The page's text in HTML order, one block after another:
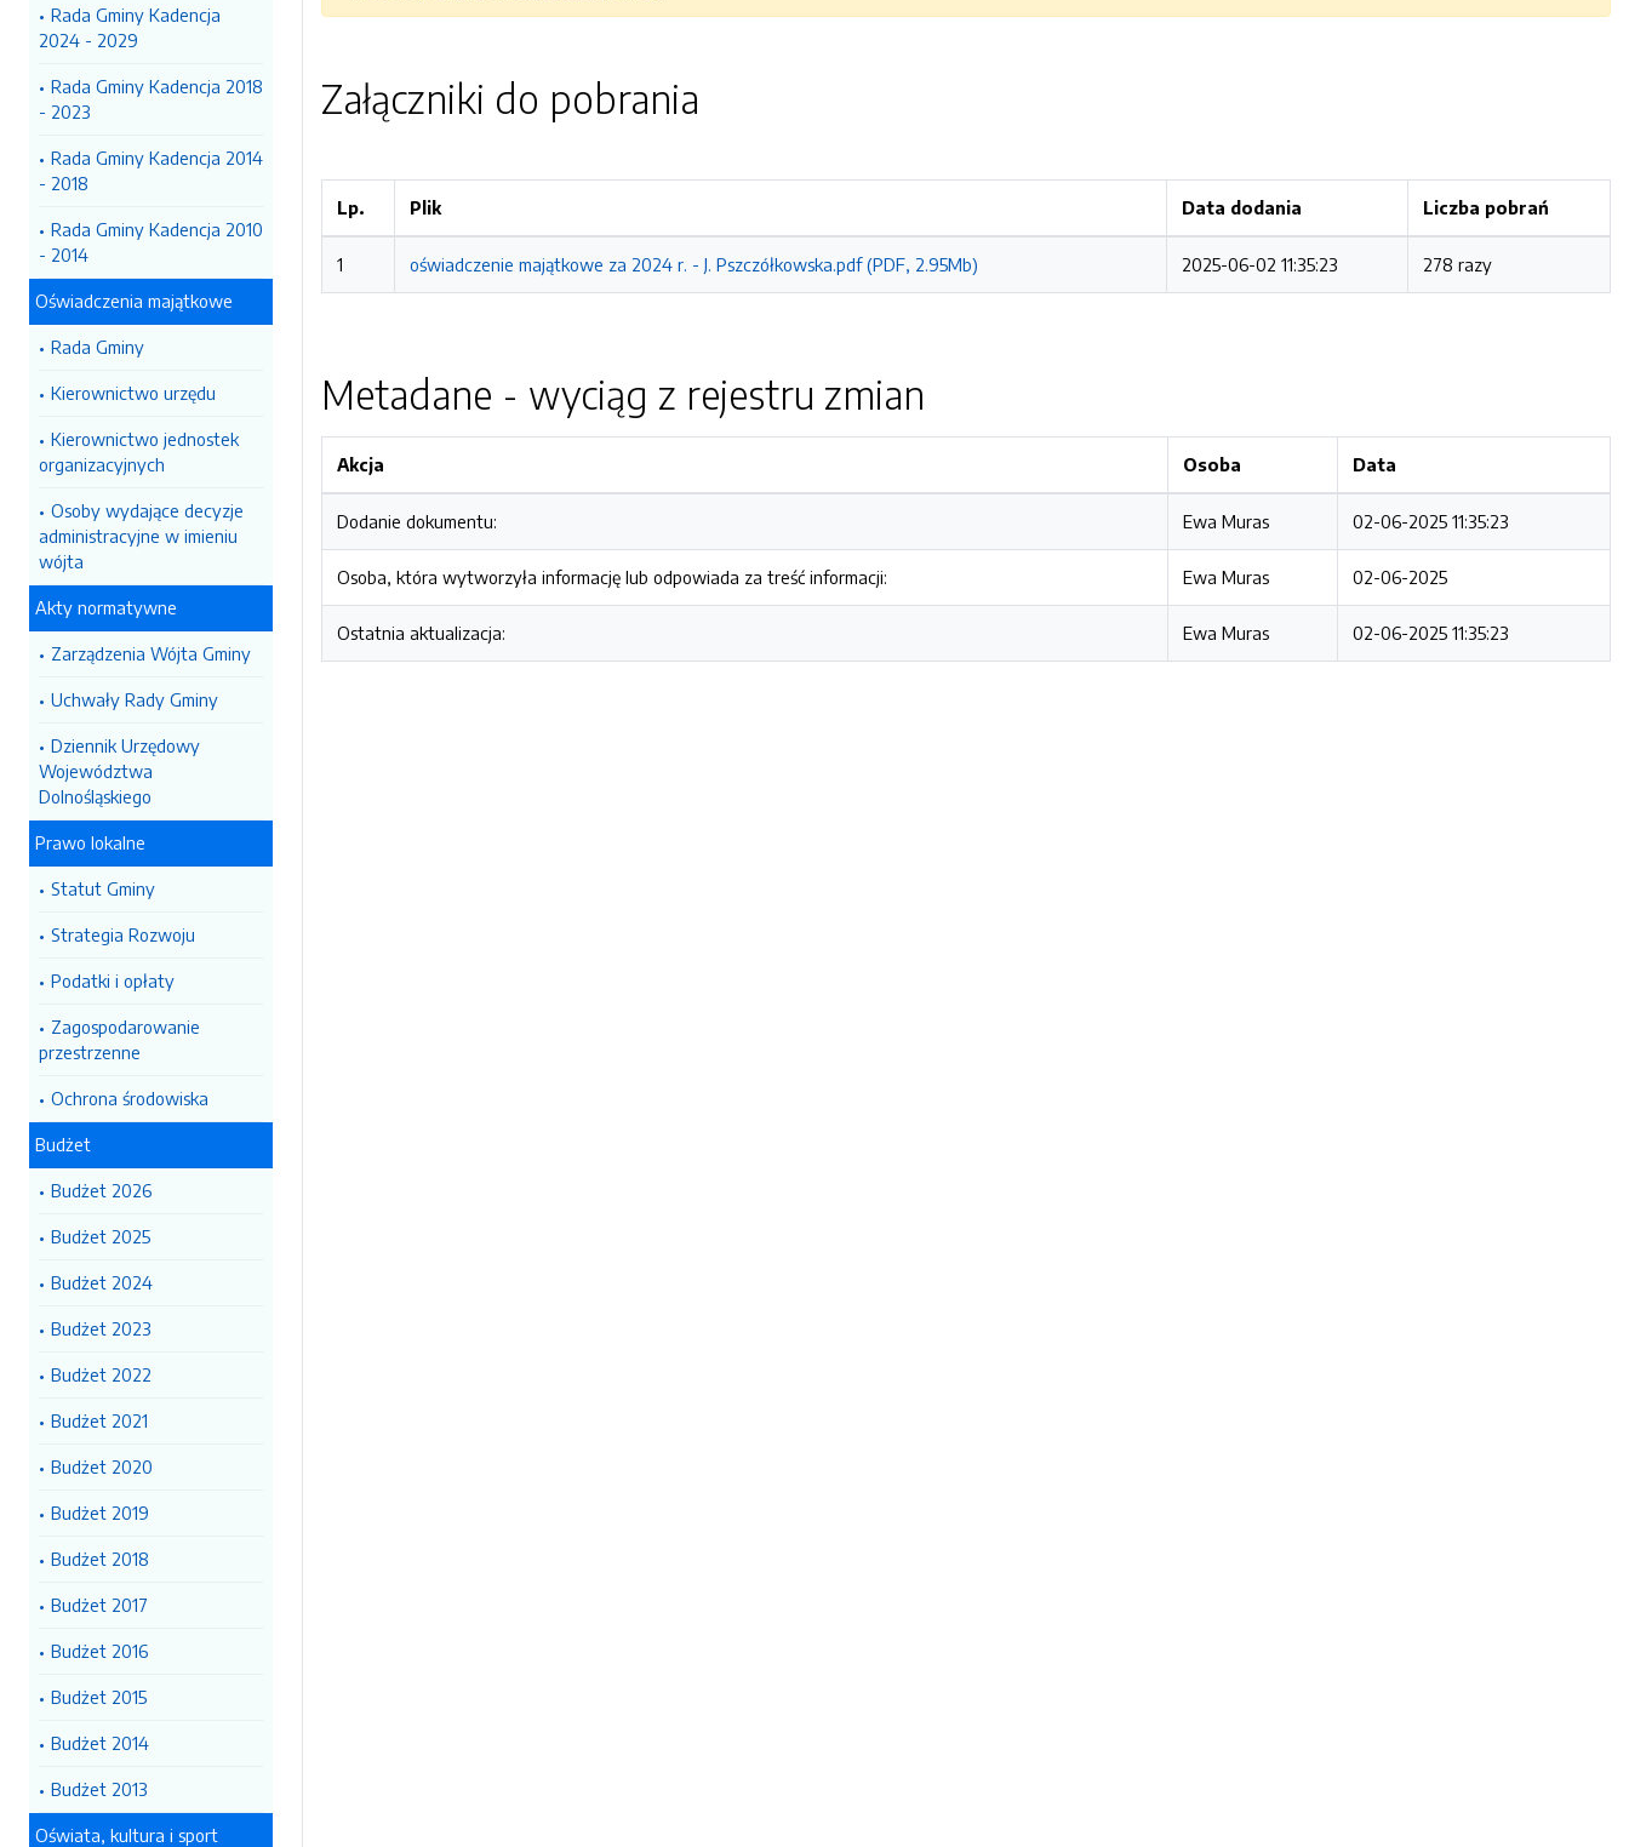
Rada Gminy Kadencja
2024 - 2029
Rada Gminy Kadencja 2018
- 2023
Rada Gminy Kadencja 2014
- 2018
Rada Gminy Kadencja 2010
- 2014
Oświadczenia majątkowe
Rada Gminy
Kierownictwo urzędu
Kierownictwo jednostek
organizacyjnych
Osoby wydające decyzje
administracyjne w imieniu
wójta
Akty normatywne
Zarządzenia Wójta Gminy
Uchwały Rady Gminy
Dziennik Urzędowy
Województwa
Dolnośląskiego
Prawo lokalne
Statut Gminy
Strategia Rozwoju
Podatki i opłaty
Zagospodarowanie
przestrzenne
Ochrona środowiska
Budżet
Budżet 2026
Budżet 2025
Budżet 2024
Budżet 2023
Budżet 2022
Budżet 2021
Budżet 2020
Budżet 2019
Budżet 2018
Budżet 2017
Budżet 2016
Budżet 2015
Budżet 2014
Budżet 2013
Oświata, kultura i sport
Załączniki do pobrania
Lp. Plik Data dodania Liczba pobrań
1 oświadczenie majątkowe za 2024 r. - J. Pszczółkowska.pdf (PDF, 2.95Mb) 2025-06-02 11:35:23 278 razy
Metadane - wyciąg z rejestru zmian
Akcja Osoba Data
Dodanie dokumentu: Ewa Muras 02-06-2025 11:35:23
Osoba, która wytworzyła informację lub odpowiada za treść informacji: Ewa Muras 02-06-2025
Ostatnia aktualizacja: Ewa Muras 02-06-2025 11:35:23